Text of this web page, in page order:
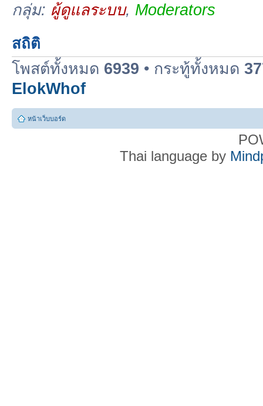
กลุ่ม: ผู้ดูแลระบบ, Moderators
สถิติ
โพสต์ทั้งหมด 6939 • กระทู้ทั้งหมด
ElokWhof
หน้าเว็บบอร์ด
Thai language by